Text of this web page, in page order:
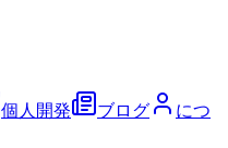
個人開発 ブログ
につ